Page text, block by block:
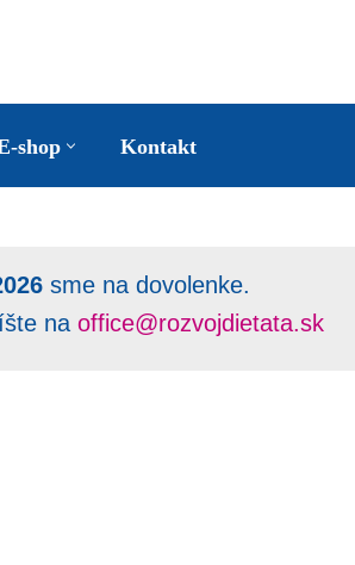
shop Kontakt
sme na dovolenke.
na office@rozvojdietata.sk